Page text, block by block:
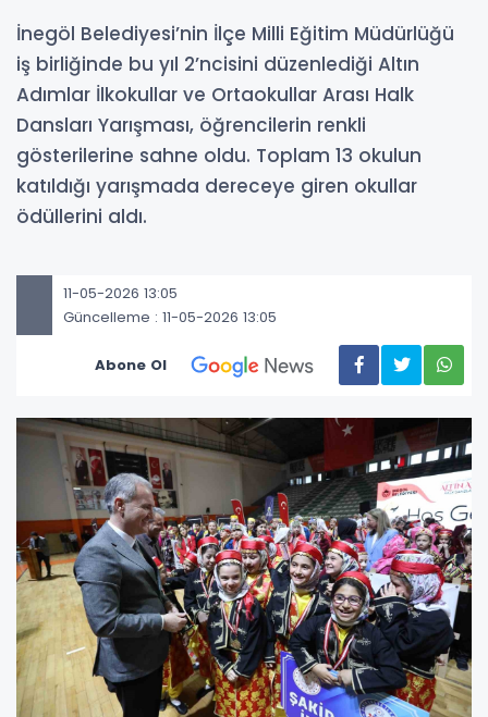
İnegöl Belediyesi’nin İlçe Milli Eğitim Müdürlüğü
iş birliğinde bu yıl 2’ncisini düzenlediği Altın
Adımlar İlkokullar ve Ortaokullar Arası Halk
Dansları Yarışması, öğrencilerin renkli
gösterilerine sahne oldu. Toplam 13 okulun
katıldığı yarışmada dereceye giren okullar
ödüllerini aldı.
11-05-2026 13:05
Güncelleme : 11-05-2026 13:05
Abone Ol